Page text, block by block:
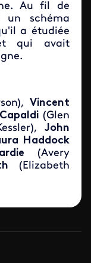
Au fil de
un schéma
a étudiée
qui avait
,Vincent
(Glen
John
Haddock
(Avery
(Elizabeth